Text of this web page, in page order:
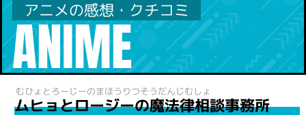
アニメの感想・クチコミ
ANIME
むひょとろーじーのまほうりつそうだんじむしょ
ムヒョとロージーの魔法律相談事務所